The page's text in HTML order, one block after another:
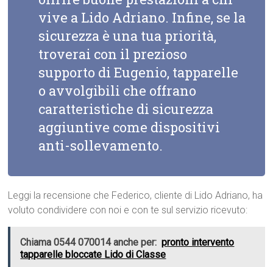
vive a Lido Adriano. Infine, se la
sicurezza è una tua priorità,
troverai con il prezioso
supporto di Eugenio, tapparelle
o avvolgibili che offrano
caratteristiche di sicurezza
aggiuntive come dispositivi
anti-sollevamento.
Leggi la recensione che Federico, cliente di Lido Adriano, ha
voluto condividere con noi e con te sul servizio ricevuto:
Chiama 0544 070014 anche per: pronto intervento
tapparelle bloccate Lido di Classe